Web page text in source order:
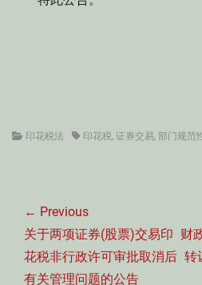
Categories
印花税法 Tags印花税, 证券交易, 部门规范
章
导
航
← Previous
Previous
post:
关于两项证券(股票)交易印
花税非行政许可审批取消后
有关管理问题的公告
财
转